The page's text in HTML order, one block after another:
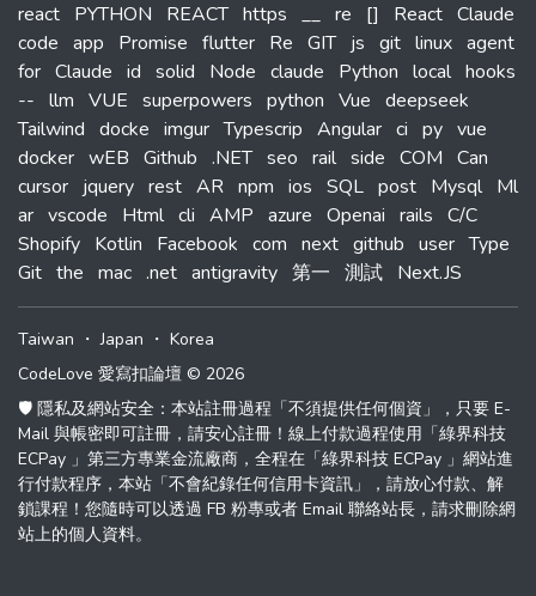
react PYTHON REACT https __ re [] React Claude
code app Promise flutter Re GIT js git linux agent
for Claude id solid Node claude Python local hooks
-- llm VUE superpowers python Vue deepseek
Tailwind docke imgur Typescrip Angular ci py vue
docker wEB Github .NET seo rail side COM Can
cursor jquery rest AR npm ios SQL post Mysql Ml
ar vscode Html cli AMP azure Openai rails C/C
Shopify Kotlin Facebook com next github user Type
Git the mac .net antigravity 第一 測試 Next.JS
Taiwan ・Japan ・ Korea
CodeLove 愛寫扣論壇 © 2026
🛡️ 隱私及網站安全：本站註冊過程「不須提供任何個資」，只要 E-
Mail 與帳密即可註冊，請安心註冊！線上付款過程使用「綠界科技
ECPay 」第三方專業金流廠商，全程在「綠界科技 ECPay 」網站進
行付款程序，本站「不會紀錄任何信用卡資訊」，請放心付款、解
鎖課程！您隨時可以透過 FB 粉專或者 Email 聯絡站長，請求刪除網
站上的個人資料。